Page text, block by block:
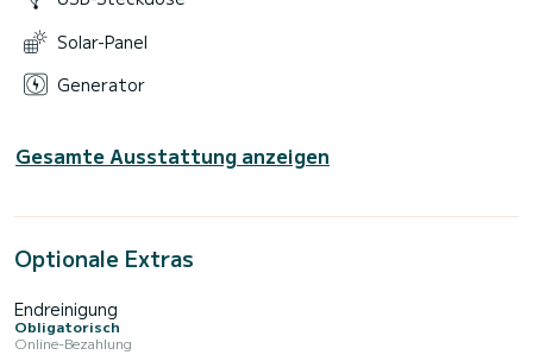
Solar-Panel
Generator
Gesamte Ausstattung anzeigen
Optionale Extras
Endreinigung
Obligatorisch
Online-Bezahlung